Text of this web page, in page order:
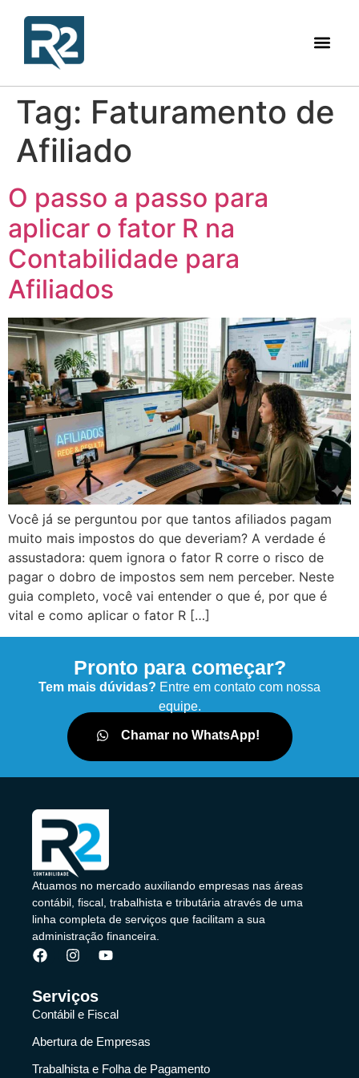
Tag: Faturamento de
Afiliado
O passo a passo para
aplicar o fator R na
Contabilidade para
Afiliados
Você já se perguntou por que tantos afiliados pagam
muito mais impostos do que deveriam? A verdade é
assustadora: quem ignora o fator R corre o risco de
pagar o dobro de impostos sem nem perceber. Neste
guia completo, você vai entender o que é, por que é
vital e como aplicar o fator R […]
Pronto para começar?
Tem mais dúvidas? Entre em contato com nossa
equipe.
Chamar no WhatsApp!
Atuamos no mercado auxiliando empresas nas áreas
contábil, fiscal, trabalhista e tributária através de uma
linha completa de serviços que facilitam a sua
administração financeira.
Serviços
Contábil e Fiscal
Abertura de Empresas
Trabalhista e Folha de Pagamento